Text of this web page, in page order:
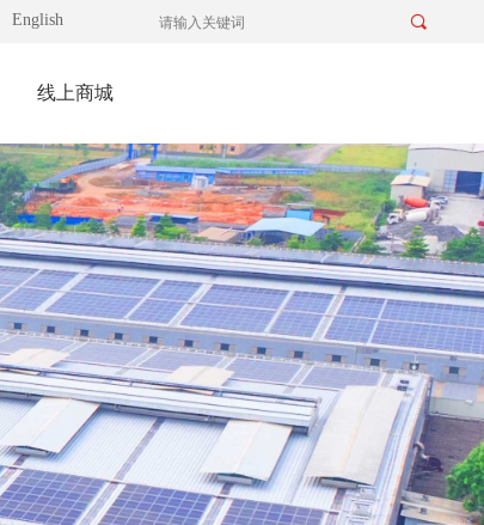
끠
English
线上商城